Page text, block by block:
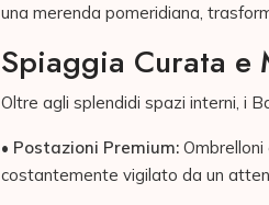
una merenda pomeridiana,
Spiaggia Curata e
Oltre agli splendidi spazi interni, i
• Postazioni Premium:
costantemente vigilato da un